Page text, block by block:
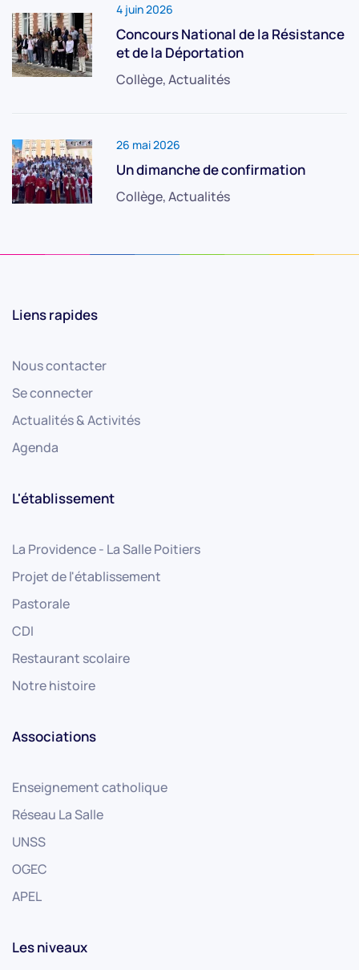
4 juin 2026
Concours National de la Résistance
et de la Déportation
Collège, Actualités
26 mai 2026
Un dimanche de confirmation
Collège, Actualités
Liens rapides
Nous contacter
Se connecter
Actualités & Activités
Agenda
L'établissement
La Providence - La Salle Poitiers
Projet de l'établissement
Pastorale
CDI
Restaurant scolaire
Notre histoire
Associations
Enseignement catholique
Réseau La Salle
UNSS
OGEC
APEL
Les niveaux